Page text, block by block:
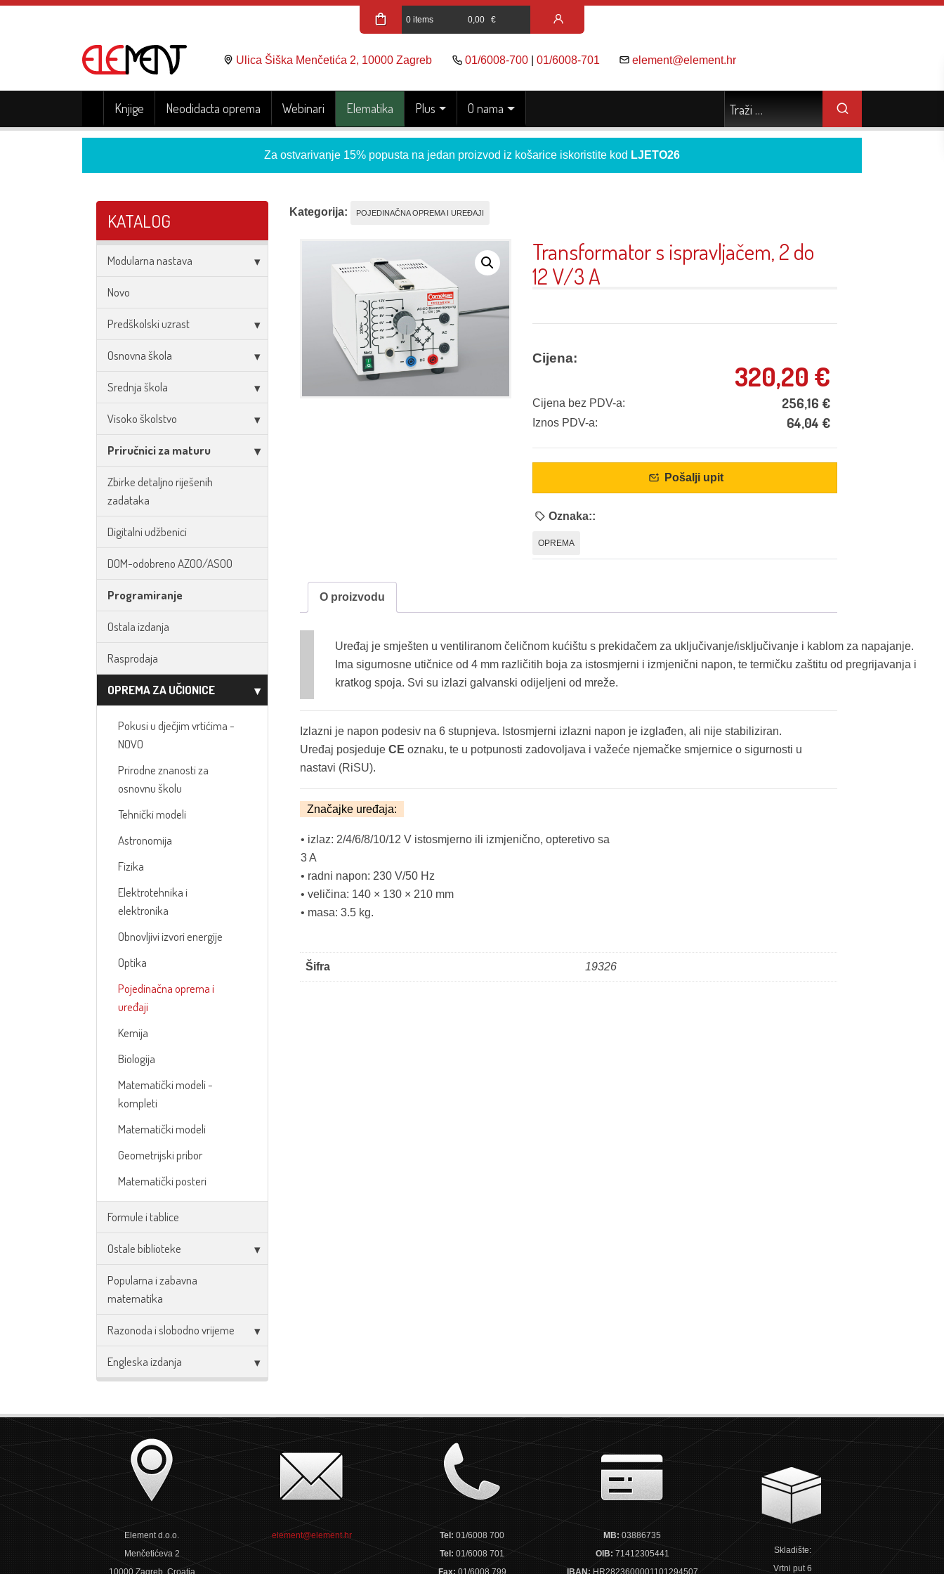
0 items 0,00 €
Ulica Šiška Menčetića 2, 10000 Zagreb 01/6008-700| 01/6008-701 element@element.hr
Knjige Neodidacta oprema Webinari Elematika Plus O nama
Za ostvarivanje 15% popusta na jedan proizvod iz košarice iskoristite kod LJETO26
KATALOG
Modularna nastava
Novo
Predškolski uzrast
Osnovna škola
Srednja škola
Visoko školstvo
Priručnici za maturu
Zbirke detaljno riješenih
zadataka
Digitalni udžbenici
DOM-odobreno AZOO/ASOO
Programiranje
Ostala izdanja
Rasprodaja
OPREMA ZA UČIONICE
Pokusi u dječjim vrtićima -
NOVO
Prirodne znanosti za
osnovnu školu
Tehnički modeli
Astronomija
Fizika
Elektrotehnika i
elektronika
Obnovljivi izvori energije
Optika
Pojedinačna oprema i
uređaji
Kemija
Biologija
Matematički modeli -
kompleti
Matematički modeli
Geometrijski pribor
Matematički posteri
Formule i tablice
Ostale biblioteke
Popularna i zabavna
matematika
Razonoda i slobodno vrijeme
Engleska izdanja
Kategorija: POJEDINAČNA OPREMA I UREĐAJI
Transformator s ispravljačem, 2 do
12 V/3 A
Cijena:
320,20 €
Cijena bez PDV-a: 256,16 €
Iznos PDV-a: 64,04 €
Pošalji upit
Oznaka::
OPREMA
O proizvodu
Uređaj je smješten u ventiliranom čeličnom kućištu s prekidačem za uključivanje/isključivanje i kablom za napajanje.
Ima sigurnosne utičnice od 4 mm različitih boja za istosmjerni i izmjenični napon, te termičku zaštitu od pregrijavanja i
kratkog spoja. Svi su izlazi galvanski odijeljeni od mreže.
Izlazni je napon podesiv na 6 stupnjeva. Istosmjerni izlazni napon je izglađen, ali nije stabiliziran.
Uređaj posjeduje CE oznaku, te u potpunosti zadovoljava i važeće njemačke smjernice o sigurnosti u
nastavi (RiSU).
Značajke uređaja:
• izlaz: 2/4/6/8/10/12 V istosmjerno ili izmjenično, opteretivo sa
3 A
• radni napon: 230 V/50 Hz
• veličina: 140 × 130 × 210 mm
• masa: 3.5 kg.
Šifra 19326
Element d.o.o.
Menčetićeva 2
10000 Zagreb, Croatia
element@element.hr Tel: 01/6008 700
Tel: 01/6008 701
Fax: 01/6008 799
MB: 03886735
OIB: 71412305441
IBAN: HR2823600001101294507
Skladište:
Vrtni put 6